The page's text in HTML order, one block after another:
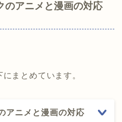
のアニメと漫画の対応
まとめています。
アニメと漫画の対応